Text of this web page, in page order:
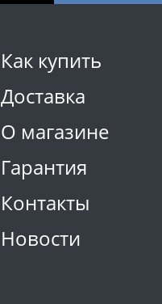
Как купить
Доставка
О магазине
Гарантия
Контакты
Новости